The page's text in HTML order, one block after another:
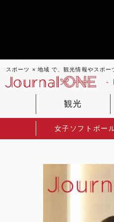
スポーツ × 地域 で、観光情報やスポー
-
観光
女子ソフトボー